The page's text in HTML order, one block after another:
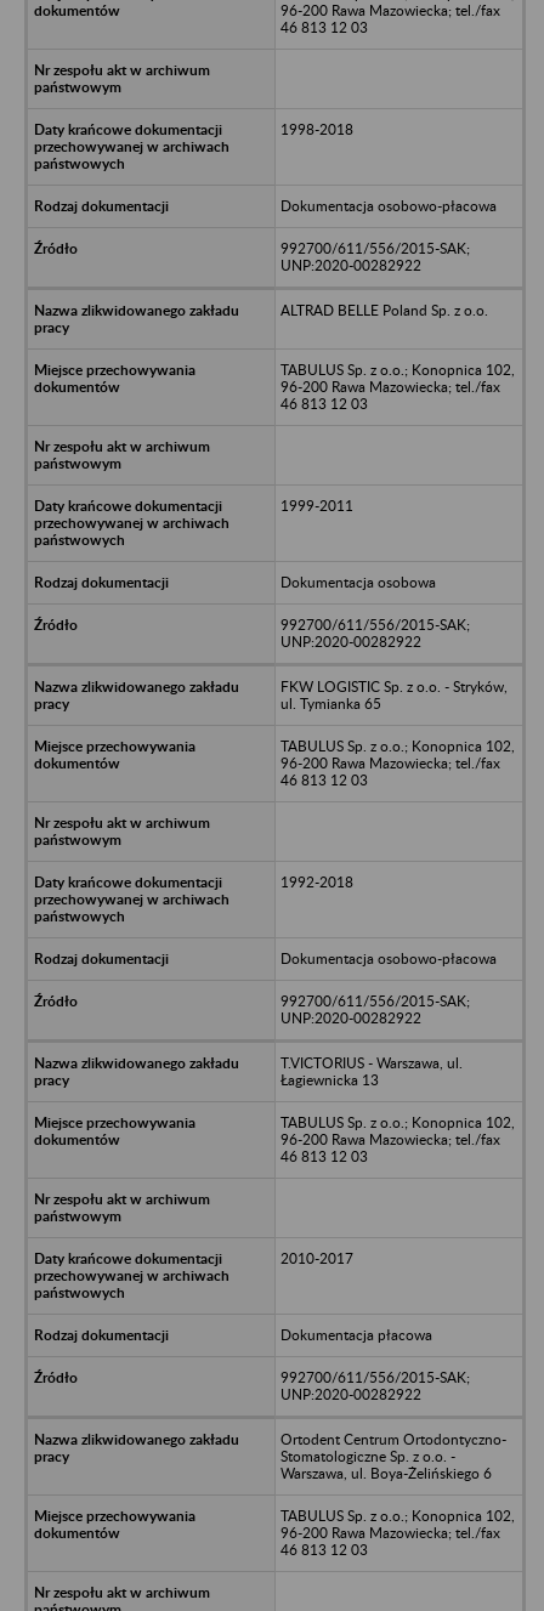
96-200 Rawa Mazowiecka; tel./fax
46 813 12 03
1998-2018
Dokumentacja osobowo-płacowa
992700/611/556/2015-SAK;
UNP:2020-00282922
ALTRAD BELLE Poland Sp. z o.o.
TABULUS Sp. z o.o.; Konopnica 102,
96-200 Rawa Mazowiecka; tel./fax
46 813 12 03
1999-2011
Dokumentacja osobowa
992700/611/556/2015-SAK;
UNP:2020-00282922
FKW LOGISTIC Sp. z o.o. - Stryków,
ul. Tymianka 65
TABULUS Sp. z o.o.; Konopnica 102,
96-200 Rawa Mazowiecka; tel./fax
46 813 12 03
1992-2018
Dokumentacja osobowo-płacowa
992700/611/556/2015-SAK;
UNP:2020-00282922
T.VICTORIUS - Warszawa, ul.
Łagiewnicka 13
TABULUS Sp. z o.o.; Konopnica 102,
96-200 Rawa Mazowiecka; tel./fax
46 813 12 03
2010-2017
Dokumentacja płacowa
992700/611/556/2015-SAK;
UNP:2020-00282922
Ortodent Centrum Ortodontyczno-
Stomatologiczne Sp. z o.o. -
Warszawa, ul. Boya-Żelińskiego 6
TABULUS Sp. z o.o.; Konopnica 102,
96-200 Rawa Mazowiecka; tel./fax
46 813 12 03